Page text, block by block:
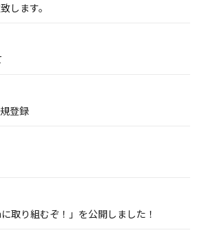
します。
登録
り組むぞ！」を公開しました！